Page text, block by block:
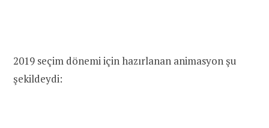
2019 seçim dönemi için hazırlanan animasyon şu
şekildeydi: